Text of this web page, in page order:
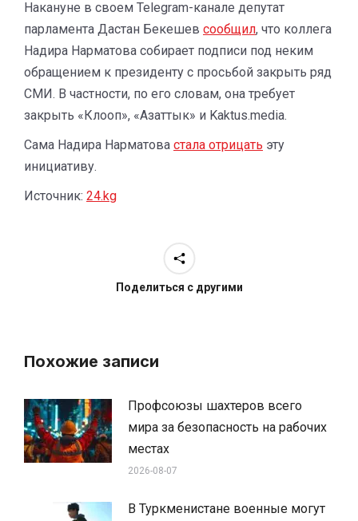
Накануне в своем Telegram-канале депутат
парламента Дастан Бекешев сообщил, что коллега
Надира Нарматова собирает подписи под неким
обращением к президенту с просьбой закрыть ряд
СМИ. В частности, по его словам, она требует
закрыть «Клооп», «Азаттык» и Kaktus.media.
Сама Надира Нарматова стала отрицать эту
инициативу.
Источник: 24.kg
Поделиться с другими
Похожие записи
Профсоюзы шахтеров всего
мира за безопасность на рабочих
местах
2026-08-07
В Туркменистане военные могут